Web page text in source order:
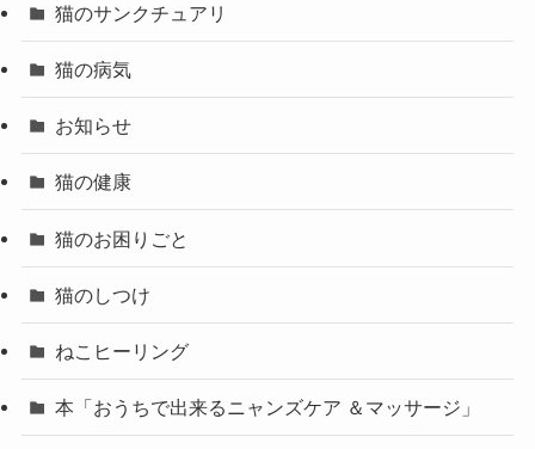
猫のサンクチュアリ
猫の病気
お知らせ
猫の健康
猫のお困りごと
猫のしつけ
ねこヒーリング
本「おうちで出来るニャンズケア ＆マッサージ」